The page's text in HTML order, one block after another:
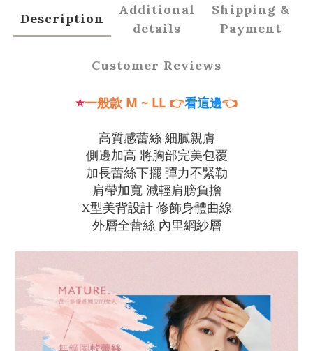
Description
Additional
details
Shipping &
Payment
Customer Reviews
⭐一般款 M ~ LL 👉看這邊👈
高質感蕾絲 細膩親膚
側邊加高 將胸部完美包覆
加長蕾絲下擺 彈力不緊勒
肩帶加寬 減輕肩膀負擔
X型美背設計 修飾身體曲線
外層全蕾絲 內里網紗層